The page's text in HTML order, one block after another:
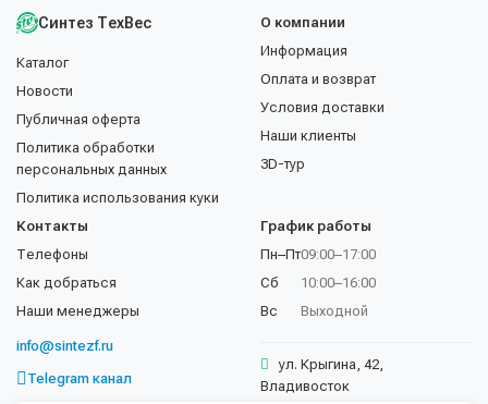
Синтез ТехВес
Каталог
Новости
Публичная оферта
Политика обработки
персональных данных
Политика использования куки
О компании
Информация
Оплата и возврат
Условия доставки
Наши клиенты
3D-тур
Контакты
Телефоны
Как добраться
Наши менеджеры
info@sintezf.ru
Telegram канал
График работы
Пн–Пт
Сб
Вс
09:00–17:00
10:00–16:00
Выходной
ул. Крыгина, 42,
Владивосток